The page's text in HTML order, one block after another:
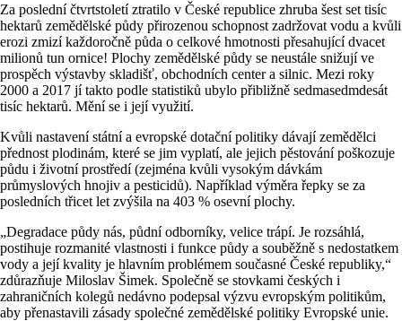
Za poslední čtvrtstoletí ztratilo v České republice zhruba šest set tisíc
hektarů zemědělské půdy přirozenou schopnost zadržovat vodu a kvůli
erozi zmizí každoročně půda o celkové hmotnosti přesahující dvacet
milionů tun ornice! Plochy zemědělské půdy se neustále snižují ve
prospěch výstavby skladišť, obchodních center a silnic. Mezi roky
2000 a 2017 jí takto podle statistiků ubylo přibližně sedmasedmdesát
tisíc hektarů. Mění se i její využití.
Kvůli nastavení státní a evropské dotační politiky dávají zemědělci
přednost plodinám, které se jim vyplatí, ale jejich pěstování poškozuje
půdu i životní prostředí (zejména kvůli vysokým dávkám
průmyslových hnojiv a pesticidů). Například výměra řepky se za
posledních třicet let zvýšila na 403 % osevní plochy.
„Degradace půdy nás, půdní odborníky, velice trápí. Je rozsáhlá,
postihuje rozmanité vlastnosti i funkce půdy a souběžně s nedostatkem
vody a její kvality je hlavním problémem současné České republiky,“
zdůrazňuje Miloslav Šimek. Společně se stovkami českých i
zahraničních kolegů nedávno podepsal výzvu evropským politikům,
aby přenastavili zásady společné zemědělské politiky Evropské unie.